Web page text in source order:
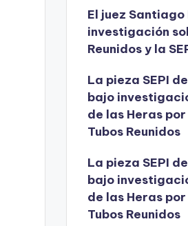
El juez
investigación
Reunidos y la
La pieza SEPI
bajo
de las Heras
Tubos Reunidos
La pieza SEPI
bajo
de las Heras
Tubos Reunidos